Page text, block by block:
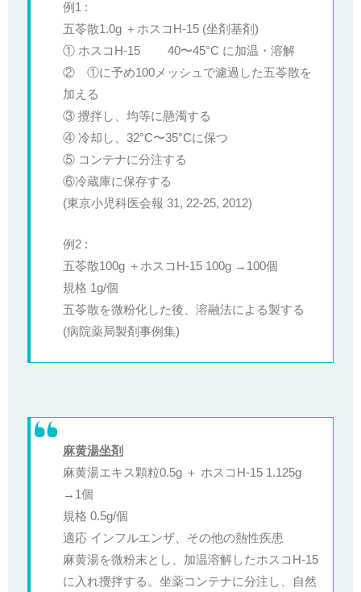
例1 :
五苓散1.0g ＋ホスコH-15 (坐剤基剤)
① ホスコH-15 40〜45°C に加温・溶解
② ①に予め100メッシュで濾過した五苓散を
加える
③ 攪拌し、均等に懸濁する
④ 冷却し、32°C〜35°Cに保つ
⑤ コンテナに分注する
⑥冷蔵庫に保存する
(東京小児科医会報 31, 22-25, 2012)
例2 :
五苓散100g ＋ホスコH-15 100g →100個
規格 1g/個
五苓散を微粉化した後、溶融法による製する
(病院薬局製剤事例集)
麻黄湯坐剤
麻黄湯エキス顆粒0.5g ＋ ホスコH-15 1.125g
→1個
規格 0.5g/個
適応 インフルエンザ、その他の熱性疾患
麻黄湯を微粉末とし、加温溶解したホスコH-15
に入れ攪拌する。坐薬コンテナに分注し、自然